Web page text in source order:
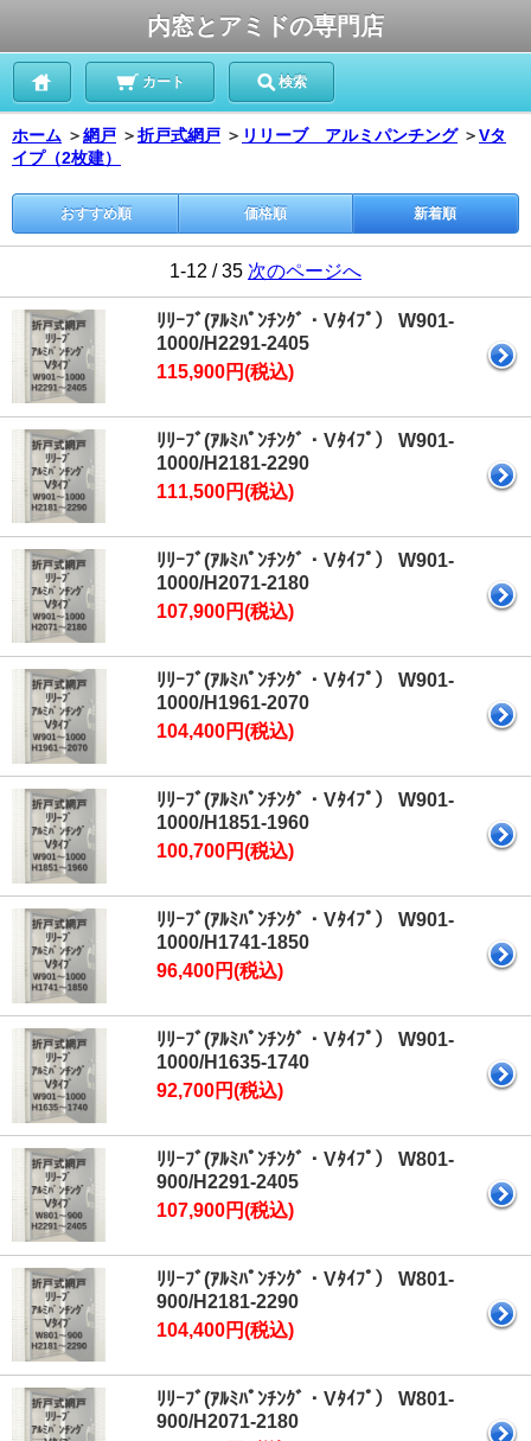
内窓とアミドの専門店
カート 検索
ホーム ＞網戸 ＞折戸式網戸 ＞ リリーブ アルミパンチング ＞Vタ
イプ（2枚建）
おすすめ順 価格順 新着順
1-12 / 35 次のページへ
ﾘﾘｰﾌﾞ(ｱﾙﾐﾊﾟﾝﾁﾝｸﾞ・Vﾀｲﾌﾟ） W901-
1000/H2291-2405
115,900円(税込)
ﾘﾘｰﾌﾞ(ｱﾙﾐﾊﾟﾝﾁﾝｸﾞ・Vﾀｲﾌﾟ） W901-
1000/H2181-2290
111,500円(税込)
ﾘﾘｰﾌﾞ(ｱﾙﾐﾊﾟﾝﾁﾝｸﾞ・Vﾀｲﾌﾟ） W901-
1000/H2071-2180
107,900円(税込)
ﾘﾘｰﾌﾞ(ｱﾙﾐﾊﾟﾝﾁﾝｸﾞ・Vﾀｲﾌﾟ） W901-
1000/H1961-2070
104,400円(税込)
ﾘﾘｰﾌﾞ(ｱﾙﾐﾊﾟﾝﾁﾝｸﾞ・Vﾀｲﾌﾟ） W901-
1000/H1851-1960
100,700円(税込)
ﾘﾘｰﾌﾞ(ｱﾙﾐﾊﾟﾝﾁﾝｸﾞ・Vﾀｲﾌﾟ） W901-
1000/H1741-1850
96,400円(税込)
ﾘﾘｰﾌﾞ(ｱﾙﾐﾊﾟﾝﾁﾝｸﾞ・Vﾀｲﾌﾟ） W901-
1000/H1635-1740
92,700円(税込)
ﾘﾘｰﾌﾞ(ｱﾙﾐﾊﾟﾝﾁﾝｸﾞ・Vﾀｲﾌﾟ） W801-
900/H2291-2405
107,900円(税込)
ﾘﾘｰﾌﾞ(ｱﾙﾐﾊﾟﾝﾁﾝｸﾞ・Vﾀｲﾌﾟ） W801-
900/H2181-2290
104,400円(税込)
ﾘﾘｰﾌﾞ(ｱﾙﾐﾊﾟﾝﾁﾝｸﾞ・Vﾀｲﾌﾟ） W801-
900/H2071-2180